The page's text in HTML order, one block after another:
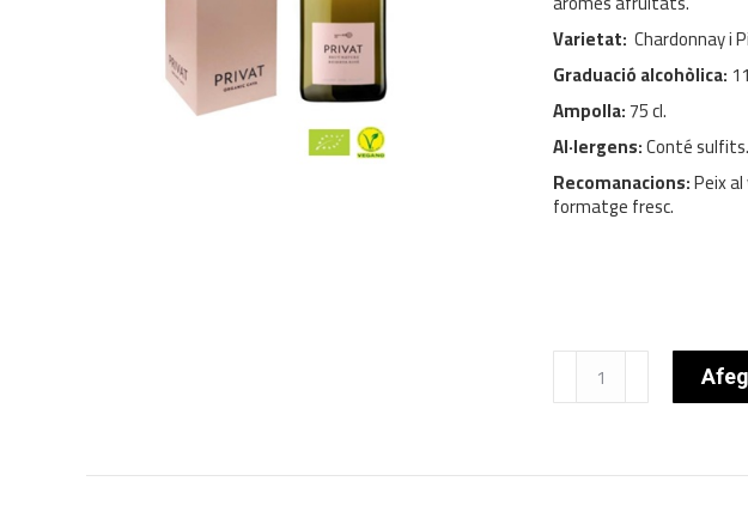
Varietat: Chardonnay i
Graduació alcohòlica:
Ampolla:75 cl.
Al·lergens:Conté
Recomanacions:Peix
formatge fresc.
quantitat
Privat
Rosé